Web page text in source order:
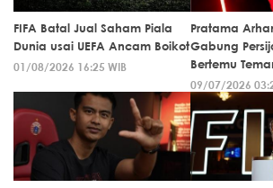
FIFA Batal Jual Saham Piala
Dunia usai UEFA Ancam Boikot
01/08/2026 16:25 WIB
Pratama
Gabung
Bertemu
09/07/2026